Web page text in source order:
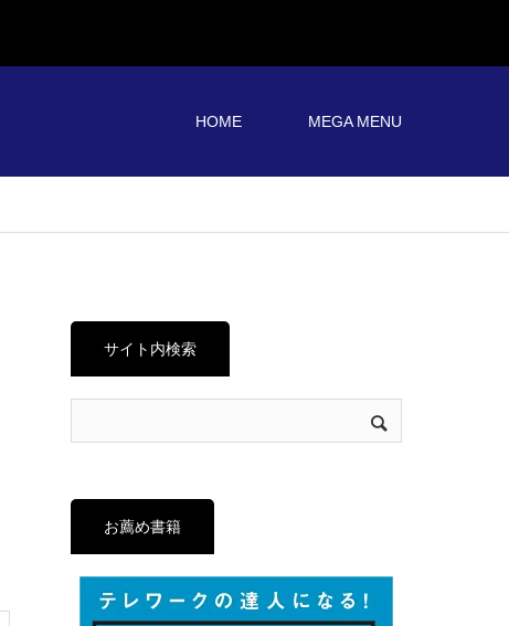
HOME MEGA MENU
サイト内検索
お薦め書籍